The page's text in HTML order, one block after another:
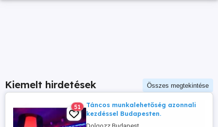
Kiemelt hirdetések Összes megtekintése
51
Táncos munkalehetőség azonnali
kezdéssel Budapesten.